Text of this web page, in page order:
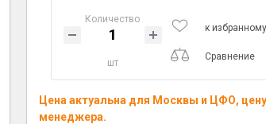
Количество
шт
к избранному
Сравнение
Цена актуальна для Москвы и ЦФО,
менеджера.